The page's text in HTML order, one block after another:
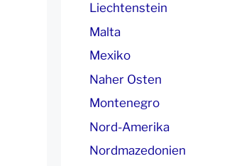
Liechtenstein
Malta
Mexiko
Naher Osten
Montenegro
Nord-Amerika
Nordmazedonien